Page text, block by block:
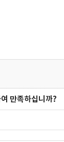
만족하십니까?